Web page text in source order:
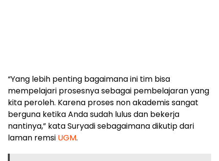
“Yang lebih penting bagaimana ini tim bisa
mempelajari prosesnya sebagai pembelajaran yang
kita peroleh. Karena proses non akademis sangat
berguna ketika Anda sudah lulus dan bekerja
nantinya,” kata Suryadi sebagaimana dikutip dari
laman remsi UGM.